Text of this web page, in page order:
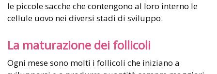
le piccole sacche che contengono al loro interno le
cellule uovo nei diversi stadi di sviluppo.
La maturazione dei follicoli
Ogni mese sono molti i follicoli che iniziano a